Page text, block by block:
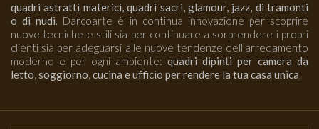
quadri astratti materici, quadri sacri, glamour, jazz, di tramonti
o di nudi. Darcoarte è in continua innovazione per scoprire
nuove tecniche e stili sia per continuare a sorprendere i propri
clienti sia per adeguarsi alle nuove tendenze dell’arredamento
moderno e per ogni ambiente: quadri dipinti per camera da
letto, soggiorno, cucina e ufficio per rendere la tua casa unica.